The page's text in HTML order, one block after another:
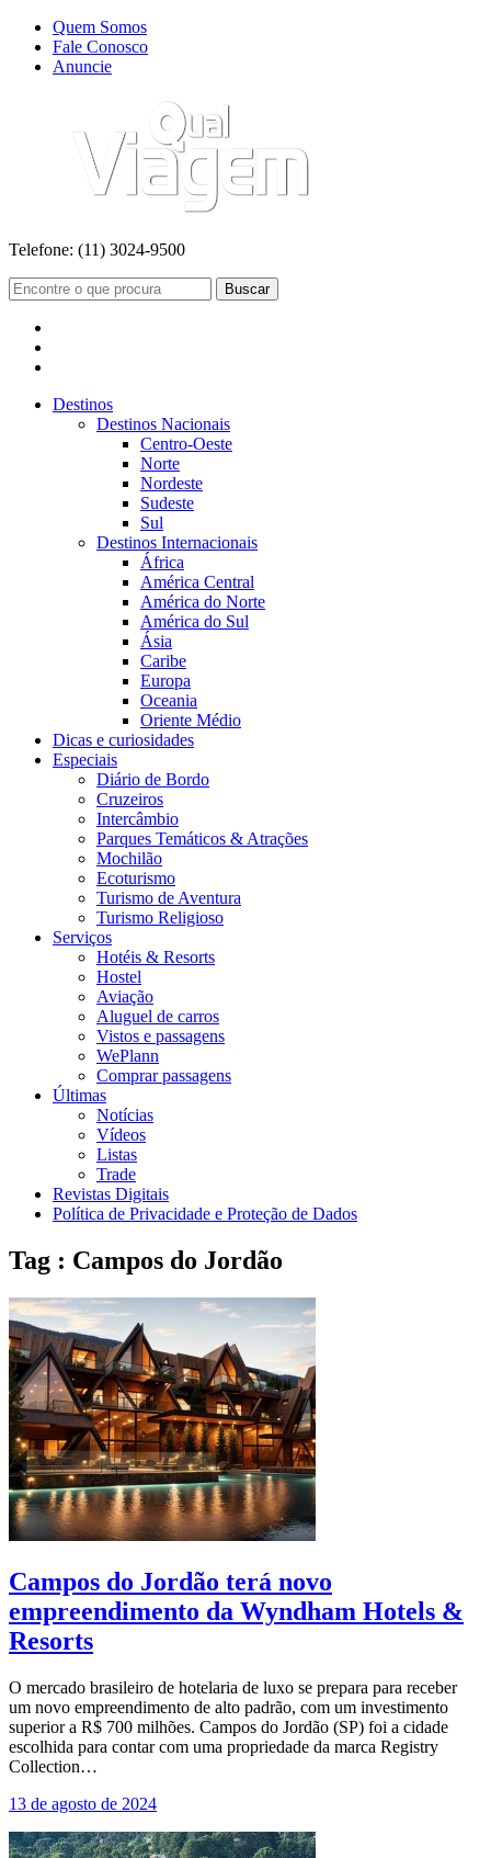
Quem Somos
Fale Conosco
Anuncie
Telefone: (11) 3024-9500
Buscar
Destinos
Destinos Nacionais
Centro-Oeste
Norte
Nordeste
Sudeste
Sul
Destinos Internacionais
África
América Central
América do Norte
América do Sul
Ásia
Caribe
Europa
Oceania
Oriente Médio
Dicas e curiosidades
Especiais
Diário de Bordo
Cruzeiros
Intercâmbio
Parques Temáticos & Atrações
Mochilão
Ecoturismo
Turismo de Aventura
Turismo Religioso
Serviços
Hotéis & Resorts
Hostel
Aviação
Aluguel de carros
Vistos e passagens
WePlann
Comprar passagens
Últimas
Notícias
Vídeos
Listas
Trade
Revistas Digitais
Política de Privacidade e Proteção de Dados
Tag : Campos do Jordão
Campos do Jordão terá novo
empreendimento da Wyndham Hotels &
Resorts
O mercado brasileiro de hotelaria de luxo se prepara para receber
um novo empreendimento de alto padrão, com um investimento
superior a R$ 700 milhões. Campos do Jordão (SP) foi a cidade
escolhida para contar com uma propriedade da marca Registry
Collection…
13 de agosto de 2024